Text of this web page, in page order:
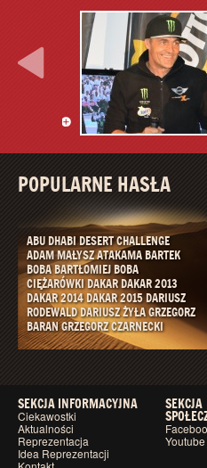
licznie
POPULARNE HASŁA
ABU DHABI DESERT CHALLENGE
ADAM MAŁYSZATAKAMA BARTEK
BOBABARTŁOMIEJ BOBA
CIĘŻARÓWKI DAKARDAKAR 2013
DAKAR 2014 DAKAR 2015DARIUSZ
RODEWALDDARIUSZ ŻYŁAGRZEGORZ
BARANGRZEGORZ CZARNECKI
ITALIAN BAJAJACEK BONECKIJACEK
CZACHORJACEK LISICKIJAKUB
JAROSŁAW KAZBERUK
KLAUDIA
PODKALICKAKRD TEAM
KRZYSZTOF
HOŁOWCZYCLOTTO TEAM
MACIEJ
MARTONMARCIN KACZMARSKI
MAREK DĄBROWSKI
KACZMARSKIMICHALINA RYBAK
SEKCJA INFORMACYJNA
Ciekawostki
Aktualności
Reprezentacja
Idea Reprezentacji
SEKCJA
Youtube